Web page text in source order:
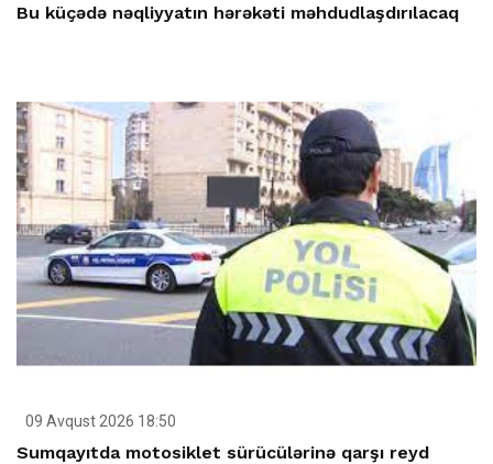
Bu küçədə nəqliyyatın hərəkəti məhdudlaşdırılacaq
09 Avqust 2026 18:50
Sumqayıtda motosiklet sürücülərinə qarşı reyd